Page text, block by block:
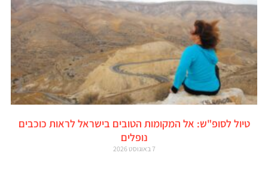
טיול לסופ"ש: אל המקומות הטובים בישראל לראות כוכבים
נופלים
7 באוגוסט 2026